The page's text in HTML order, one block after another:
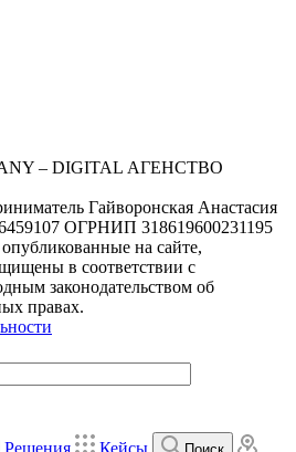
– DIGITAL АГЕНСТВО
Гайворонская Анастасия
ОГРНИП 318619600231195
на сайте,
в соответствии с
законодательством об
правах.
Решения Кейсы